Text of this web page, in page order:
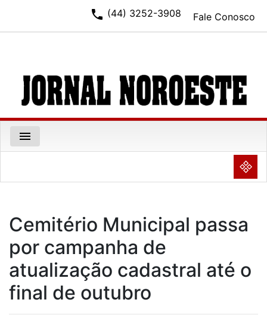
Fale Conosco
phone (44) 3252-3908
menu
NULL
Cemitério Municipal passa
por campanha de
atualização cadastral até o
final de outubro